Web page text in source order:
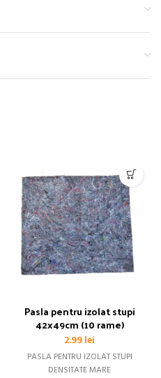
Pasla pentru izolat stupi
42x49cm (10 rame)
2.99lei
PASLA PENTRU IZOLAT STUPI
DENSITATE MARE